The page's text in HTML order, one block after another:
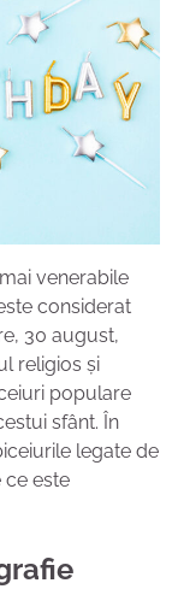
venerabile
considerat
30 august,
religios și
populare
sfânt. În
legate de
ce este